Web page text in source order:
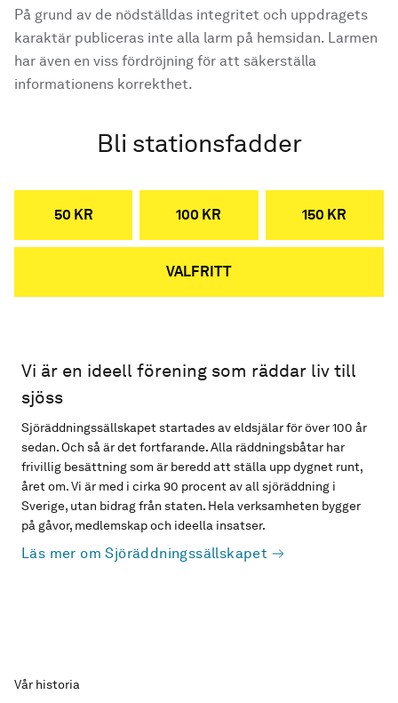
På grund av de nödställdas integritet och uppdragets
karaktär publiceras inte alla larm på hemsidan. Larmen
har även en viss fördröjning för att säkerställa
informationens korrekthet.
Bli stationsfadder
50 KR 100 KR 150 KR
VALFRITT
Vi är en ideell förening som räddar liv till
sjöss
Sjöräddningssällskapet startades av eldsjälar för över 100 år
sedan. Och så är det fortfarande. Alla räddningsbåtar har
frivillig besättning som är beredd att ställa upp dygnet runt,
året om. Vi är med i cirka 90 procent av all sjöräddning i
Sverige, utan bidrag från staten. Hela verksamheten bygger
på gåvor, medlemskap och ideella insatser.
Läs mer om Sjöräddningssällskapet
Vår historia